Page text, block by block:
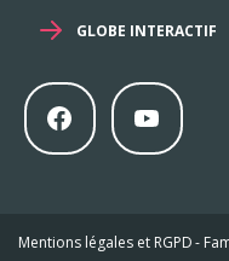
GLOBE INTERACTIF
Mentions légales et RGPD-